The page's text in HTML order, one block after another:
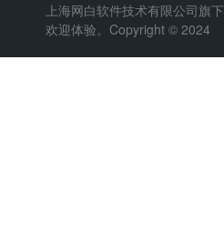
上海网白软件技术有限公司旗
欢迎体验。Copyright © 2024